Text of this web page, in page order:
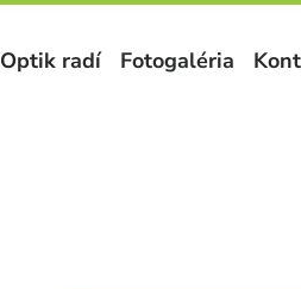
Optik radí Fotogaléria